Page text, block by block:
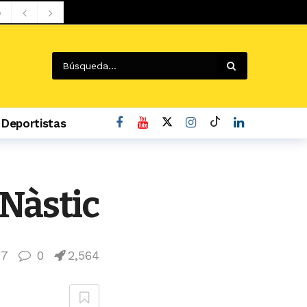
Deportistas
0 2,564